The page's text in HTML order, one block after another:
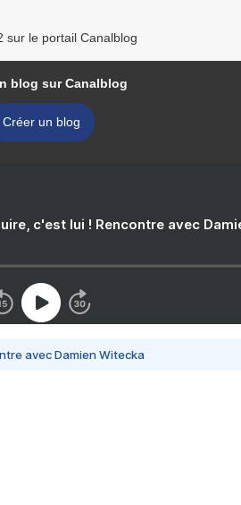
sur le portail Canalblog
blog sur Canalblog
Créer un blog
c'est lui ! Rencontre avec
avec Damien Witecka